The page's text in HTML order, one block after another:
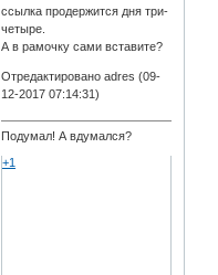
ссылка продержится дня три-
четыре.
А в рамочку сами вставите?
Отредактировано adres (09-
12-2017 07:14:31)
Подумал! А вдумался?
+1